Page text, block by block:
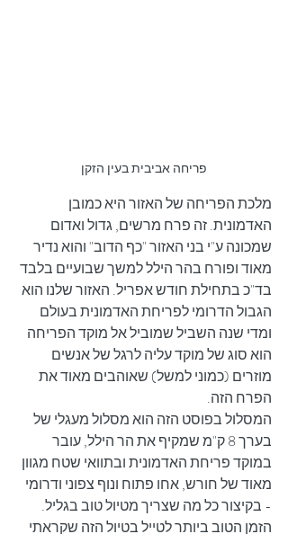
פריחה אביבית בעין הזקן
מלכת הפריחה של האזור היא כמובן
האדמונית. זה פרח מרשים, גדול ואדום
שמכונה ע"י בני האזור "כף הדוב" והוא נדיר
מאוד ופורח בהר הילל למשך שבועיים בלבד
בד"כ בתחילת חודש אפריל. האזור שלנו הוא
הגבול הדרומי לפריחת האדמונית בעולם
ומדי שנה השביל שמוביל אל מוקד הפריחה
הוא סוג של מוקד עליה לרגל של אנשים
מוזרים (כמוני למשל) שאוהבים מאוד את
הפרח הזה.
המסלול בפוסט הזה הוא מסלול מעגלי של
בערך 8 ק"מ שמקיף את הר הילל, עובר
במוקד פריחת האדמונית ובתוואי שטח מגוון
מאוד של חורש, אחו פתוח ונוף צפוני ודרומי
- בקיצור כל מה שצריך מטיול טוב בגליל.
הזמן הטוב ביותר לטייל בטיול הזה שקראתי